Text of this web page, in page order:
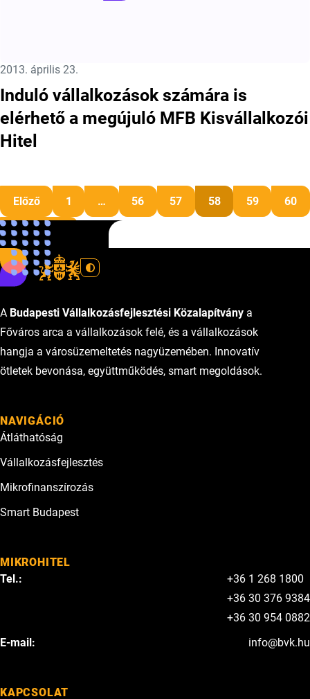
Közzétéve:
2013. április 23.
Induló vállalkozások számára is
elérhető a megújuló MFB Kisvállalkozói
Hitel
Bejegyzések
Előző 1 … 56 57 58 59 60
Következő
A Budapesti Vállalkozásfejlesztési Közalapítvány a
Főváros arca a vállalkozások felé, és a vállalkozások
hangja a városüzemeltetés nagyüzemében. Innovatív
ötletek bevonása, együttműködés, smart megoldások.
NAVIGÁCIÓ
Átláthatóság
Vállalkozásfejlesztés
Mikrofinanszírozás
Smart Budapest
MIKROHITEL
Tel.:
+36 1 268 1800
+36 30 376 9384
+36 30 954 0882
E-mail:
info@bvk.hu
KAPCSOLAT